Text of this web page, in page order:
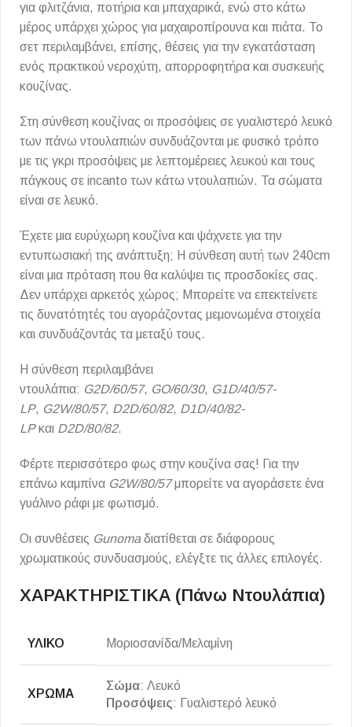
για φλιτζάνια, ποτήρια και μπαχαρικά, ενώ στο κάτω
μέρος υπάρχει χώρος για μαχαιροπίρουνα και πιάτα. Το
σετ περιλαμβάνει, επίσης, θέσεις για την εγκατάσταση
ενός πρακτικού νεροχύτη, απορροφητήρα και συσκευής
κουζίνας.
Στη σύνθεση κουζίνας οι προσόψεις σε γυαλιστερό λευκό
των πάνω ντουλαπιών συνδυάζονται με φυσικό τρόπο
με τις γκρι προσόψεις με λεπτομέρειες λευκού και τους
πάγκους σε incanto των κάτω ντουλαπιών. Τα σώματα
είναι σε λευκό.
Έχετε μια ευρύχωρη κουζίνα και ψάχνετε για την
εντυπωσιακή της ανάπτυξη; Η σύνθεση αυτή των 240cm
είναι μια πρόταση που θα καλύψει τις προσδοκίες σας.
Δεν υπάρχει αρκετός χώρος; Μπορείτε να επεκτείνετε
τις δυνατότητές του αγοράζοντας μεμονωμένα στοιχεία
και συνδυάζοντάς τα μεταξύ τους.
Η σύνθεση περιλαμβάνει
ντουλάπια: G2D/60/57, GO/60/30, G1D/40/57-
LP, G2W/80/57, D2D/60/82, D1D/40/82-
LPκαι D2D/80/82.
Φέρτε περισσότερο φως στην κουζίνα σας! Για την
επάνω καμπίνα G2W/80/57μπορείτε να αγοράσετε ένα
γυάλινο ράφι με φωτισμό.
Οι συνθέσεις Gunoma διατίθεται σε διάφορους
χρωματικούς συνδυασμούς, ελέγξτε τις άλλες επιλογές.
ΧΑΡΑΚΤΗΡΙΣΤΙΚΑ (πάνω Ντουλάπια)
ΥΛΙΚΌ Μοριοσανίδα/Μελαμίνη
ΧΡΏΜΑ
Σώμα: Λευκό
Προσόψεις: Γυαλιστερό λευκό